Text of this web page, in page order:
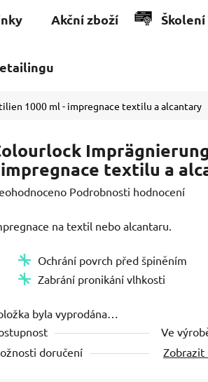
Akční zboží Školení
1000 ml - impregnace textilu a alcantary
textilu a
Podrobnosti hodnocení
na textil nebo alcantaru.
Ochrání povrch před špiněním
Zabrání pronikání vlhkosti
byla vyprodána…
Ve
doručení
Zobrazit